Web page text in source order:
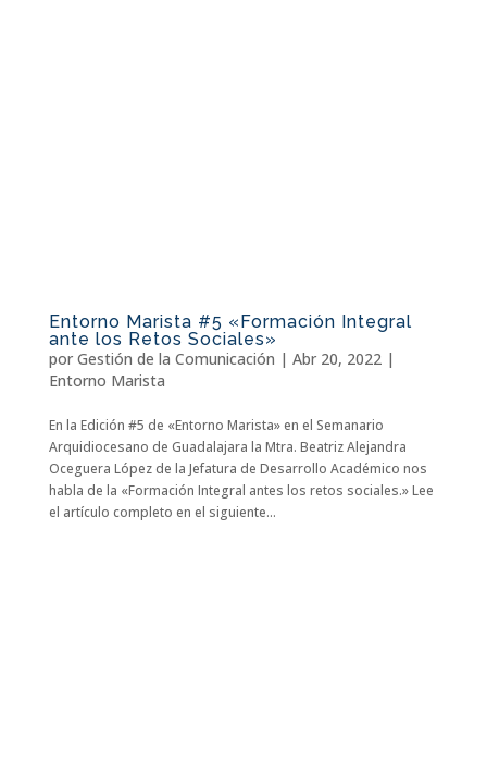
Entorno Marista #5 «Formación Integral
ante los Retos Sociales»
por Gestión de la Comunicación | Abr 20, 2022|
Entorno Marista
En la Edición #5 de «Entorno Marista» en el Semanario
Arquidiocesano de Guadalajara la Mtra. Beatriz Alejandra
Oceguera López de la Jefatura de Desarrollo Académico nos
habla de la «Formación Integral antes los retos sociales.» Lee
el artículo completo en el siguiente...